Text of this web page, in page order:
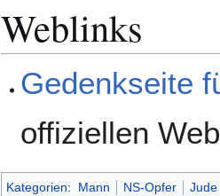
Weblinks
Gedenkseite
offiziellen
Kategorien: Mann NS-Opfer Jude